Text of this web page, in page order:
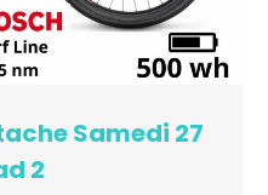
Samedi 27
2